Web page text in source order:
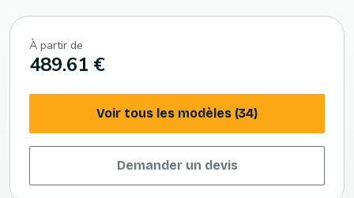
À partir de
489.61 €
Voir tous les modèles (34)
Demander un devis